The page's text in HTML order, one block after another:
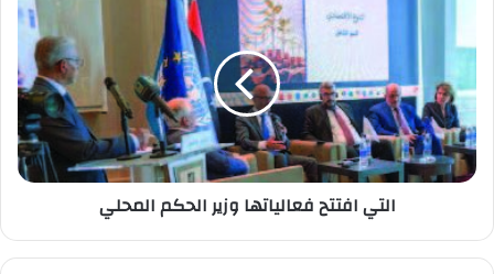
التي افتتح فعالياتها وزير الحكم المحلي